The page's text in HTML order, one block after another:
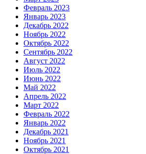
Февраль 2023
Январь 2023
Декабрь 2022
Ноябрь 2022
Октябрь 2022
Сентябрь 2022
Август 2022
Июль 2022
Июнь 2022
Май 2022
Апрель 2022
Март 2022
Февраль 2022
Январь 2022
Декабрь 2021
Ноябрь 2021
Октябрь 2021